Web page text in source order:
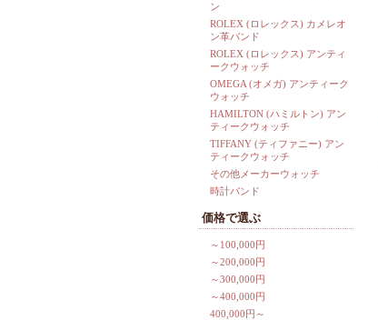
ン
ROLEX (ロレックス) カメレオ
ン革バンド
ROLEX (ロレックス) アンティ
ークウォッチ
OMEGA (オメガ) アンティーク
ウォッチ
HAMILTON (ハミルトン) アン
ティークウォッチ
TIFFANY (ティファニー) アン
ティークウォッチ
その他メーカーウォッチ
時計バンド
価格で選ぶ
～100,000円
～200,000円
～300,000円
～400,000円
400,000円～